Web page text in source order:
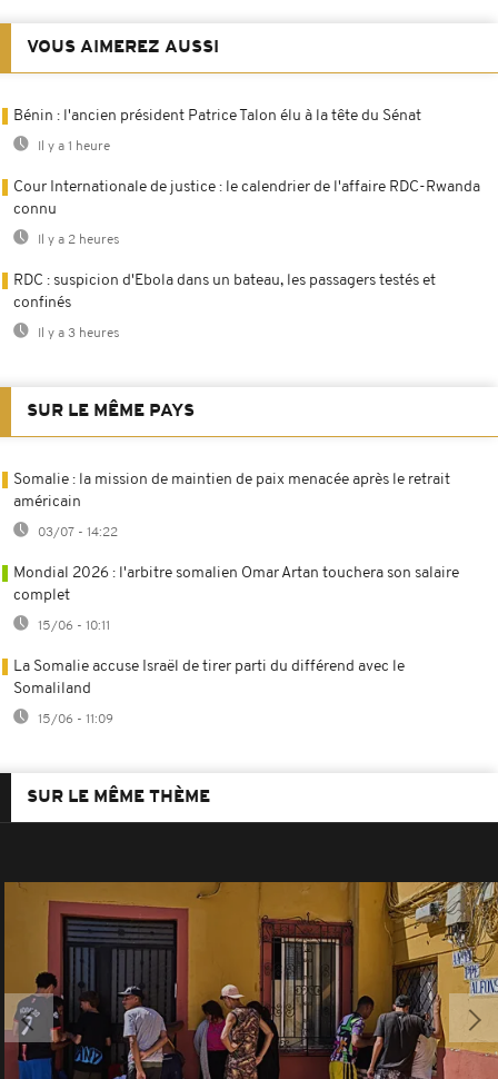
VOUS AIMEREZ AUSSI
Bénin : l'ancien président Patrice Talon élu à la tête du Sénat
Il y a 1 heure
Cour Internationale de justice : le calendrier de l'affaire RDC-Rwanda
connu
Il y a 2 heures
RDC : suspicion d'Ebola dans un bateau, les passagers testés et
confinés
Il y a 3 heures
SUR LE MÊME PAYS
Somalie : la mission de maintien de paix menacée après le retrait
américain
03/07 - 14:22
Mondial 2026 : l'arbitre somalien Omar Artan touchera son salaire
complet
15/06 - 10:11
La Somalie accuse Israël de tirer parti du différend avec le
Somaliland
15/06 - 11:09
SUR LE MÊME THÈME